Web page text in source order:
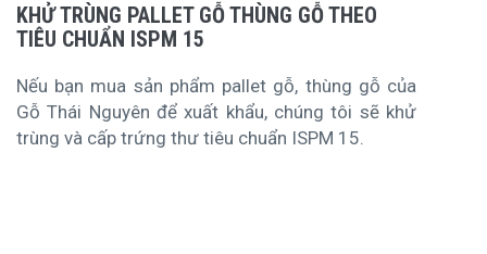
KHỬ TRÙNG PALLET GỖ THÙNG GỖ THEO
TIÊU CHUẨN ISPM 15
Nếu bạn mua sản phẩm pallet gỗ, thùng gỗ của
Gỗ Thái Nguyên để xuất khẩu, chúng tôi sẽ khử
trùng và cấp trứng thư tiêu chuẩn ISPM 15.